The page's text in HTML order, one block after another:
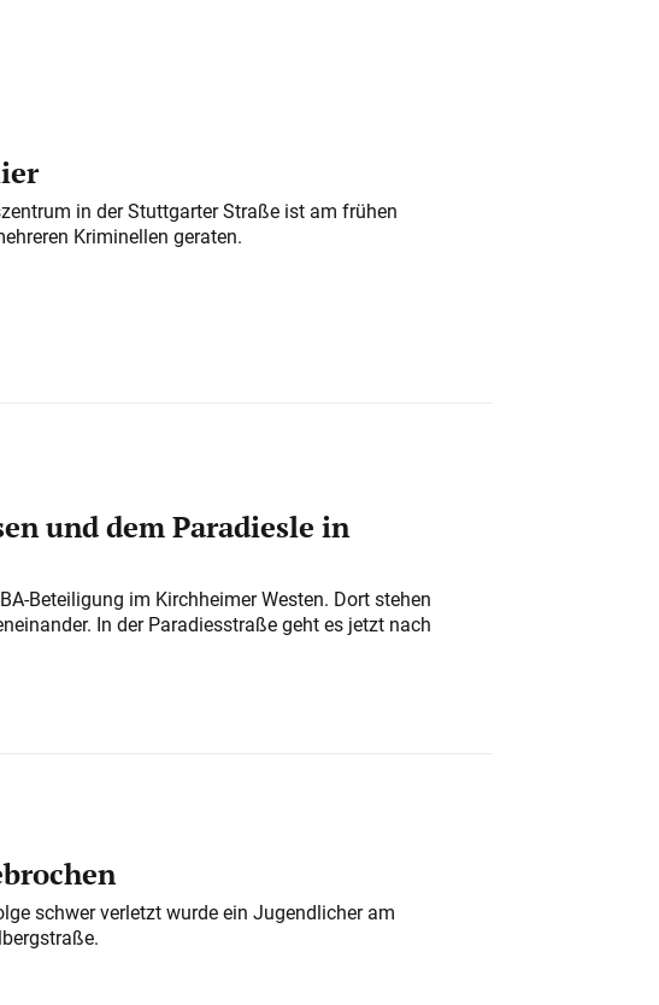
in der Stuttgarter Straße ist am frühen
Kriminellen geraten.
und dem Paradiesle in
Beteiligung im Kirchheimer Westen. Dort stehen
In der Paradiesstraße geht es jetzt nach
schwer verletzt wurde ein Jugendlicher am